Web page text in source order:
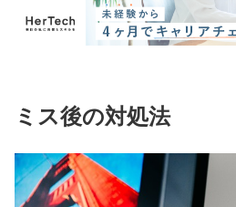
ミス後の対処法